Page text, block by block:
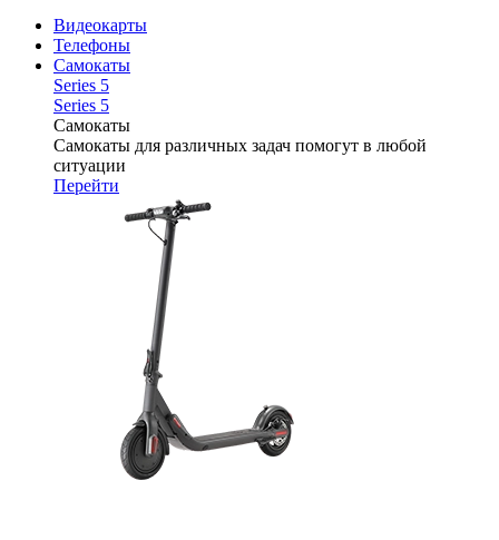
Видеокарты
Телефоны
Самокаты
Series 5
Series 5
Самокаты
Самокаты для различных задач помогут в любой
ситуации
Перейти